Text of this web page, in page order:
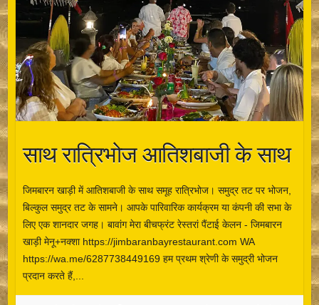
साथ रात्रिभोज आतिशबाजी के साथ
जिमबारन खाड़ी में आतिशबाजी के साथ समूह रात्रिभोज। समुद्र तट पर भोजन,
बिल्कुल समुद्र तट के सामने। आपके पारिवारिक कार्यक्रम या कंपनी की सभा के
लिए एक शानदार जगह। बावांग मेरा बीचफ्रंट रेस्तरां पैंटाई केलन - जिमबारन
खाड़ी मेनू+नक्शा https://jimbaranbayrestaurant.com WA
https://wa.me/6287738449169 हम प्रथम श्रेणी के समुद्री भोजन
प्रदान करते हैं,...